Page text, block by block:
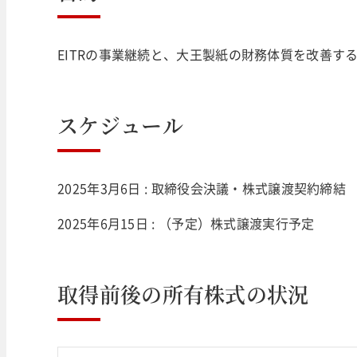
EITRの事業継続と、大王製紙の財務体質を改善す
スケジュール
2025年3月6日 : 取締役会決議・株式譲渡契約締結
2025年6月15日 : （予定）株式譲渡実行予定
取得前後の所有株式の状況